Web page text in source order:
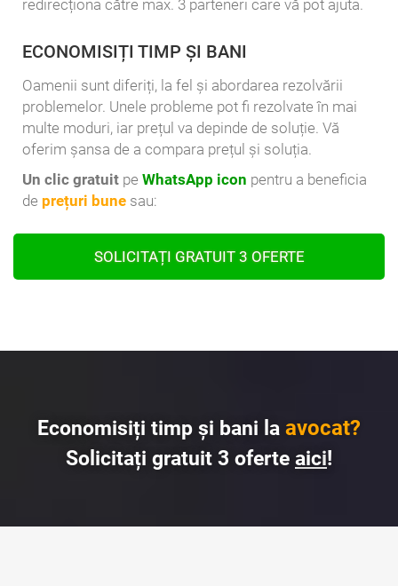
redirecționa către max. 3 parteneri care vă pot ajuta.
ECONOMISIȚI TIMP ȘI BANI
Oamenii sunt diferiți, la fel și abordarea rezolvării
problemelor. Unele probleme pot fi rezolvate în mai
multe moduri, iar prețul va depinde de soluție. Vă
oferim șansa de a compara prețul și soluția.
Un clic gratuit pe WhatsApp icon pentru a beneficia
de prețuri bune sau:
SOLICITAȚI GRATUIT 3 OFERTE
Economisiți timp și bani la avocat?
Solicitați gratuit 3 oferte aici!